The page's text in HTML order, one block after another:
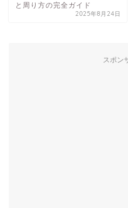
と周り方の完全ガイド
2025年8月24日
スポン